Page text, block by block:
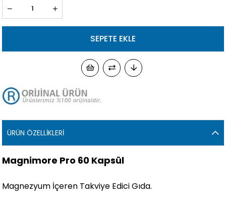
ÜRÜN ÖZELLIKLERI
Magnimore Pro 60 Kapsül
Magnezyum İçeren Takviye Edici Gıda.